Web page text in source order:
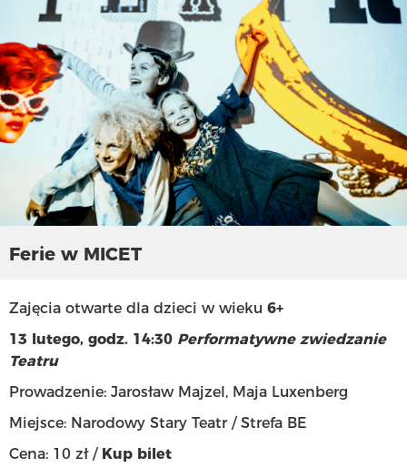
Ferie w MICET
Zajęcia otwarte dla dzieci w wieku 6+
13 lutego, godz. 14:30 Performatywne zwiedzanie
Teatru
Prowadzenie: Jarosław Majzel, Maja Luxenberg
Miejsce: Narodowy Stary Teatr / Strefa BE
Cena: 10 zł /Kup bilet